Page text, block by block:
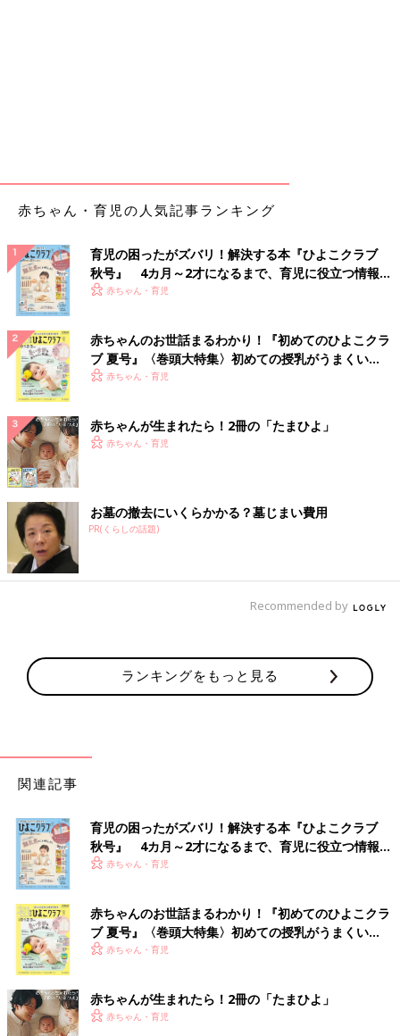
赤ちゃん・育児の人気記事ランキング
育児の困ったがズバリ！解決する本『ひよこクラブ
秋号』 4カ月～2才になるまで、育児に役立つ情報が
いっぱい！
赤ちゃん・育児
赤ちゃんのお世話まるわかり！『初めてのひよこクラ
ブ 夏号』〈巻頭大特集〉初めての授乳がうまくい
く！ おっぱい・ミルクの基本と夏のトラブル 解決テ
赤ちゃん・育児
赤ちゃんが生まれたら！2冊の「たまひよ」
赤ちゃん・育児
お墓の撤去にいくらかかる？墓じまい費用
PR(くらしの話題)
Recommended by
ランキングをもっと見る
関連記事
育児の困ったがズバリ！解決する本『ひよこクラブ
秋号』 4カ月～2才になるまで、育児に役立つ情報が
いっぱい！
赤ちゃん・育児
赤ちゃんのお世話まるわかり！『初めてのひよこクラ
ブ 夏号』〈巻頭大特集〉初めての授乳がうまくい
く！ おっぱい・ミルクの基本と夏のトラブル 解決テ
赤ちゃん・育児
赤ちゃんが生まれたら！2冊の「たまひよ」
赤ちゃん・育児